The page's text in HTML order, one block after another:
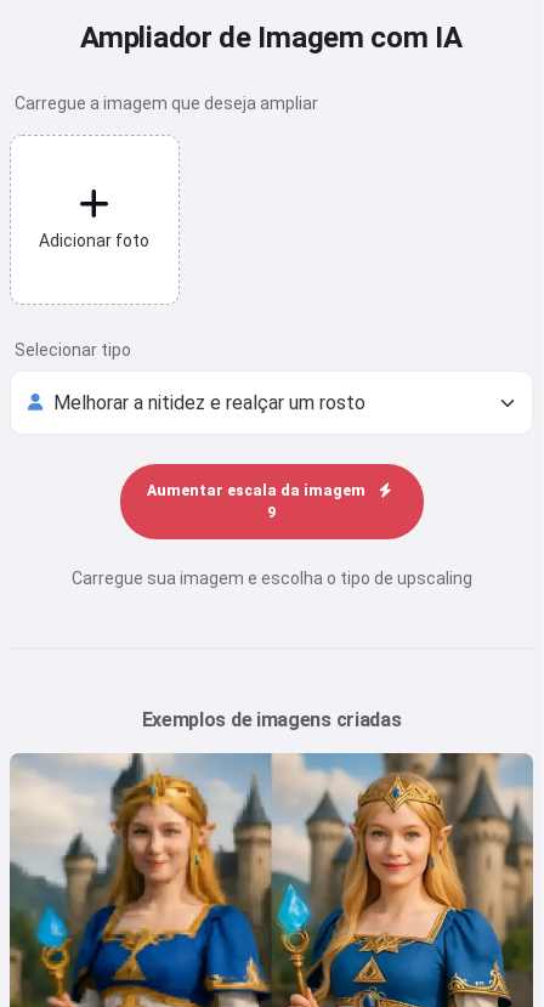
Ampliador de Imagem com IA
Carregue a imagem que deseja ampliar
Adicionar foto
Selecionar tipo
Aumentar escala da imagem
9
Carregue sua imagem e escolha o tipo de upscaling
Exemplos de imagens criadas